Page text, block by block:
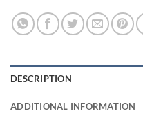
DESCRIPTION
ADDITIONAL INFORMATION